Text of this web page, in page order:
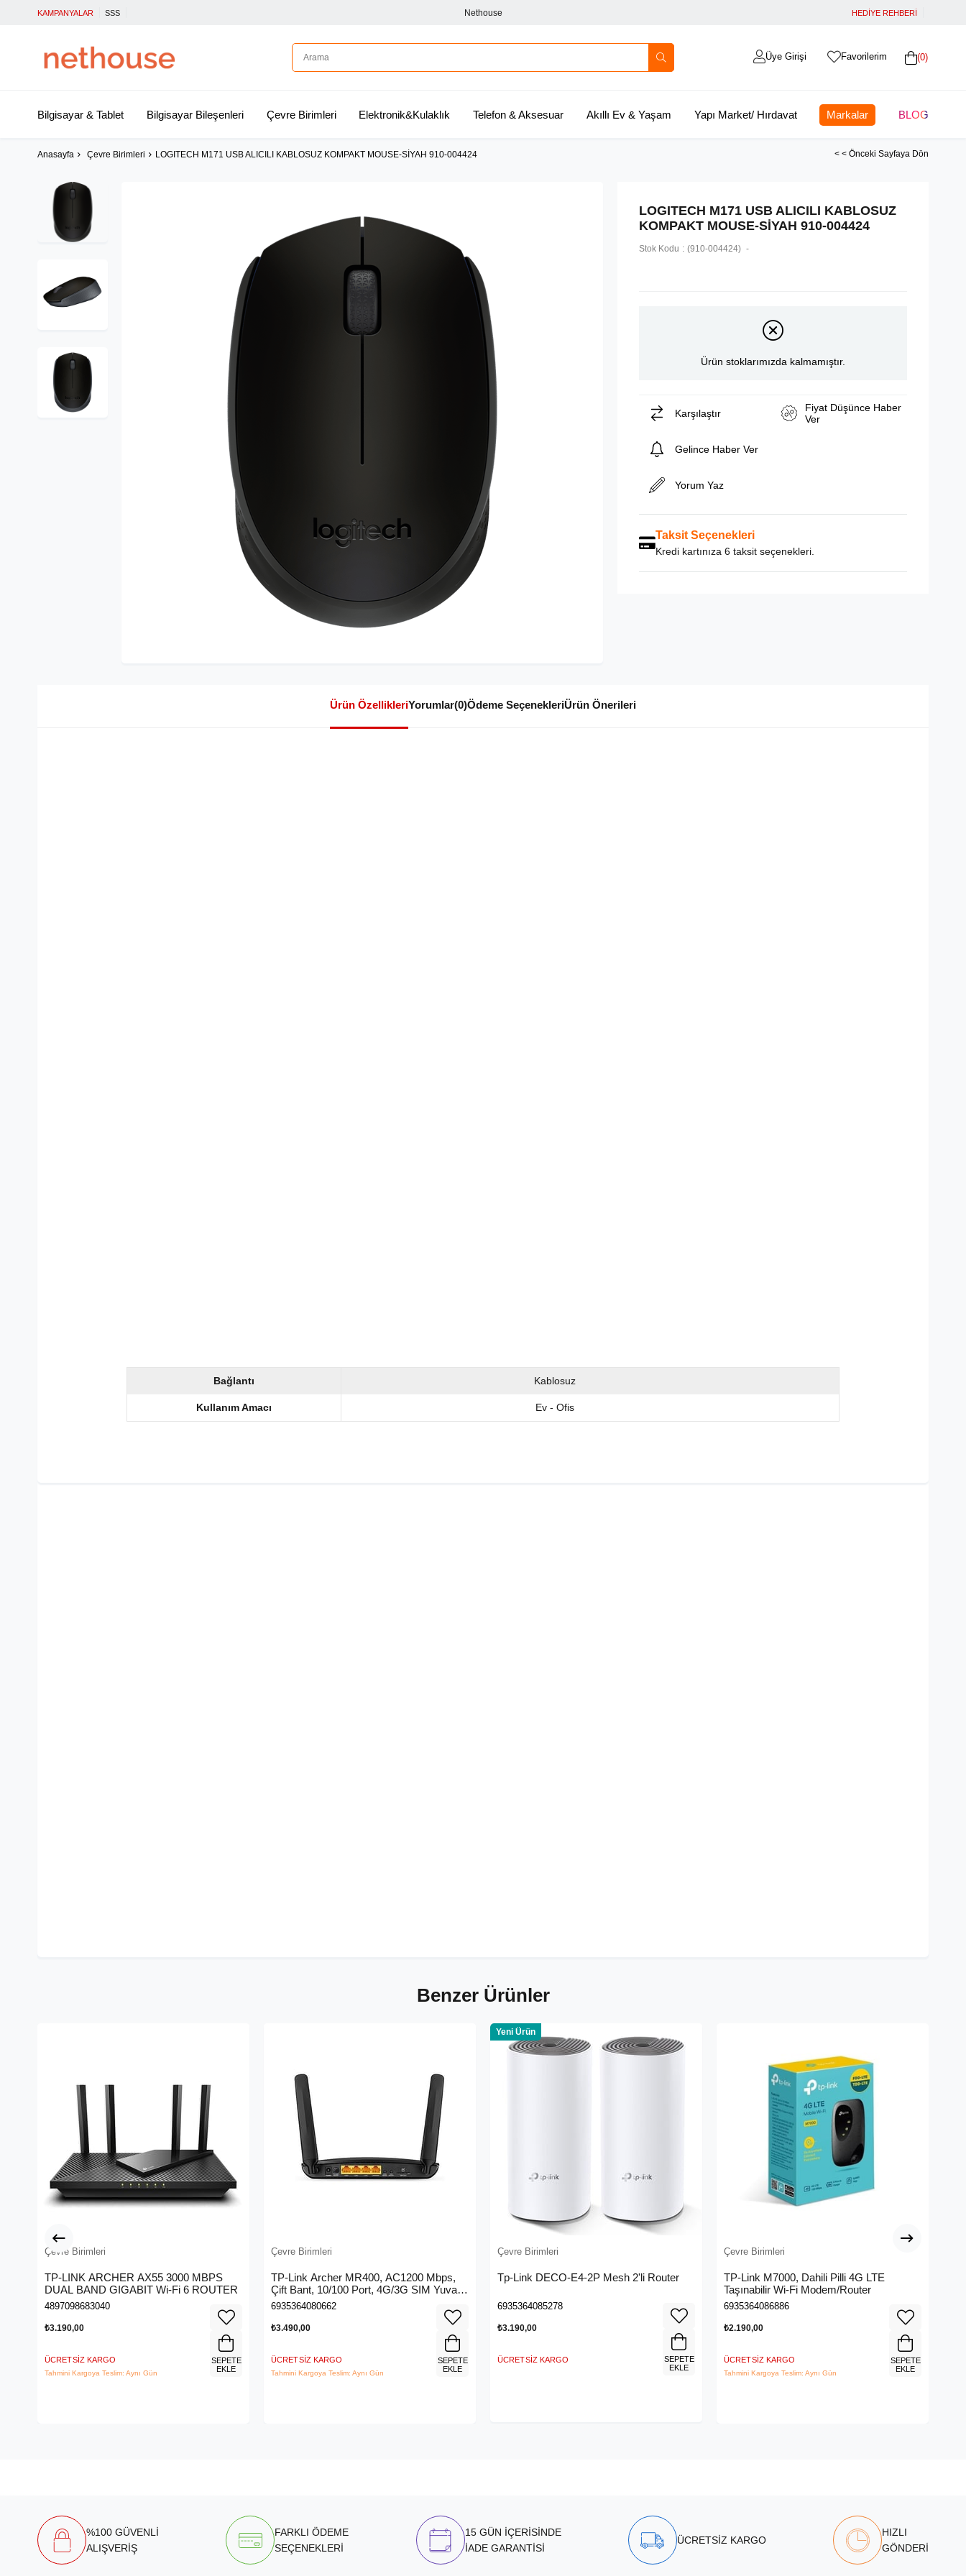
KAMPANYALAR SSS Nethouse HEDİYE REHBERİ
0
Favorilerim
Üye Girişi
Bilgisayar & Tablet Bilgisayar Bileşenleri Çevre Birimleri Elektronik&Kulaklık Telefon & Aksesuar Akıllı Ev & Yaşam Yapı Market/ Hırdavat Markalar BLOG
Anasayfa Çevre Birimleri LOGITECH M171 USB ALICILI KABLOSUZ KOMPAKT MOUSE-SİYAH 910-004424 < < Önceki Sayfaya Dön
LOGITECH M171 USB ALICILI KABLOSUZ
KOMPAKT MOUSE-SİYAH 910-004424
Stok Kodu (910-004424)
Ürün stoklarımızda kalmamıştır.
Karşılaştır
Fiyat Düşünce Haber
Ver
Gelince Haber Ver
Yorum Yaz
Taksit Seçenekleri
Kredi kartınıza 6 taksit seçenekleri.
Ürün ÖzellikleriYorumlar(0)Ödeme SeçenekleriÜrün Önerileri
Bağlantı Kablosuz
Kullanım Amacı Ev - Ofis
Benzer Ürünler
Çevre Birimleri
TP-LINK ARCHER AX55 3000 MBPS
DUAL BAND GIGABIT Wi-Fi 6 ROUTER
4897098683040
₺3.190,00
ÜCRETSIZ KARGO
Tahmini Kargoya Teslim: Aynı Gün
SEPETE
EKLE
Çevre Birimleri
TP-Link Archer MR400, AC1200 Mbps,
Çift Bant, 10/100 Port, 4G/3G SIM Yuvası,
Kablosuz 4G LTE Router
6935364080662
₺3.490,00
ÜCRETSIZ KARGO
Tahmini Kargoya Teslim: Aynı Gün
SEPETE
EKLE
Çevre Birimleri
Tp-Link DECO-E4-2P Mesh 2'li Router
6935364085278
₺3.190,00
ÜCRETSIZ KARGO
Yeni Ürün
SEPETE
EKLE
Çevre Birimleri
TP-Link M7000, Dahili Pilli 4G LTE
Taşınabilir Wi-Fi Modem/Router
6935364086886
₺2.190,00
ÜCRETSIZ KARGO
Tahmini Kargoya Teslim: Aynı Gün
SEPETE
EKLE
%100 GÜVENLİ
ALIŞVERİŞ
FARKLI ÖDEME
SEÇENEKLERİ
15 GÜN İÇERİSİNDE
İADE GARANTİSİ
ÜCRETSİZ KARGO
HIZLI
GÖNDERİ